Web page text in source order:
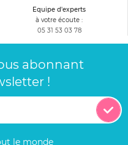
Equipe d'experts
à votre écoute :
05 31 53 03 78
abonnant
!
le monde